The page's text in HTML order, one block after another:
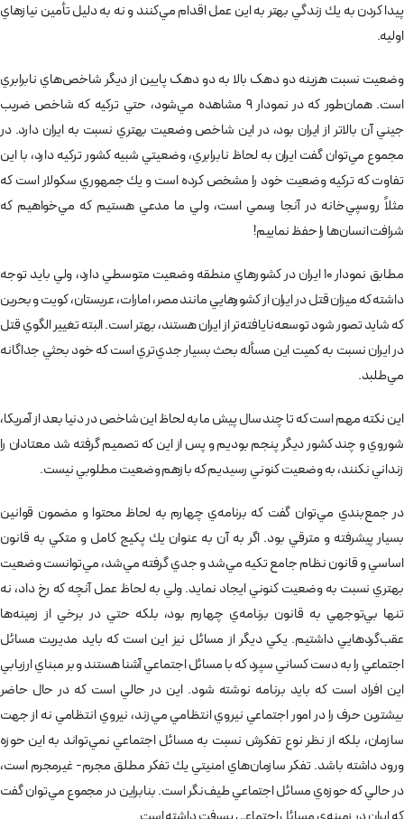
پيدا كردن به يك زندگي بهتر به اين عمل اقدام مي‌كنند و نه به دليل تأمين نيازهاي
اوليه.
وضعيت نسبت هزينه دو دهک بالا به دو دهک پایین از ديگر شاخص‌هاي نابرابري
است. همان‌طور كه در نمودار 9 مشاهده مي‌شود، حتي تركيه كه شاخص ضريب
جيني آن بالاتر از ايران بود، در اين شاخص وضعيت بهتري نسبت به ايران دارد. در
مجموع مي‌توان گفت ايران به لحاظ نابرابري، وضعيتي شبيه كشور تركيه دارد، با اين
تفاوت كه تركيه وضعيت خود را مشخص كرده است و يك جمهوري سكولار است كه
مثلاً روسپي‌خانه در آنجا رسمي است، ولي ما مدعي هستيم كه مي‌خواهيم كه
شرافت انسان‌ها را حفظ نماييم!
مطابق نمودار 10 ايران در كشورهاي منطقه وضعيت متوسطي دارد، ولي بايد توجه
داشته كه ميزان قتل در ايران از كشورهايي مانند مصر، امارات، عربستان، كويت و بحرين
كه شايد تصور شود توسعه‌نايافته‌تر از ايران هستند، بهتر است. البته تغيير الگوي قتل
در ايران نسبت به كميت اين مسأله بحث بسيار جدي‌تري است كه خود بحثي جداگانه
مي‌طلبد.
اين نكته مهم است كه تا چند سال پيش ما به لحاظ اين شاخص در دنيا بعد از آمريكا،
شوروي و چند كشور ديگر پنجم بوديم و پس از اين كه تصميم گرفته شد معتادان را
زنداني نكنند، به وضعيت كنوني رسيديم كه بازهم وضعيت مطلوبي نيست.
در جمع‌بندي مي‌توان گفت كه برنامه‌ي چهارم به لحاظ محتوا و مضمون قوانين
بسيار پيشرفته و مترقي بود. اگر به آن به عنوان يك پكيج كامل و متكي به قانون
اساسي و قانون نظام جامع تكيه مي‌شد و جدي گرفته مي‌شد، مي‌توانست وضعيت
بهتري نسبت به وضعيت كنوني ايجاد نمايد. ولي به لحاظ عمل آنچه كه رخ داد، نه
تنها بي‌توجهي به قانون برنامه‌ي چهارم بود،‌ بلكه حتي در برخي از زمينه‌ها
عقب‌گردهايي داشتيم. يكي ديگر از مسائل نيز اين است كه بايد مديريت مسائل
اجتماعي را به دست كساني سپرد كه با مسائل اجتماعي آشنا هستند و بر مبناي ارزيابي
اين افراد است كه بايد برنامه نوشته شود. اين در حالي است كه در حال حاضر
بيشترين حرف را در امور اجتماعي نيروي انتظامي مي‌زند، نيروي انتظامي نه از جهت
سازمان، بلكه از نظر نوع تفكرش نسبت به مسائل اجتماعي نمي‌تواند به اين حوزه
ورود داشته باشد. تفكر سازمان‌هاي امنيتي يك تفكر مطلق مجرم- غيرمجرم است،
در حالي كه حوزه‌ي مسائل اجتماعي طيف‌نگر است. بنابراين در مجموع مي‌توان گفت